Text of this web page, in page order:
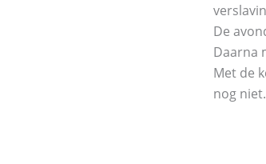
De
Daarna
Met de
nog niet.